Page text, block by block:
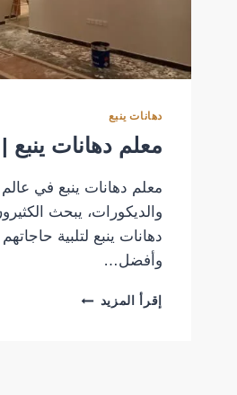
دهانات ينبع
معلم دهانات ينبع | 0506557197
معلم دهانات ينبع في عالم
والديكورات، يبحث
دهانات ينبع لتلبية
وأفضل…
إقرأ المزيد معلم